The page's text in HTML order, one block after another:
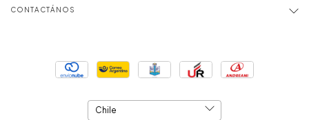
CONTACTÁNOS